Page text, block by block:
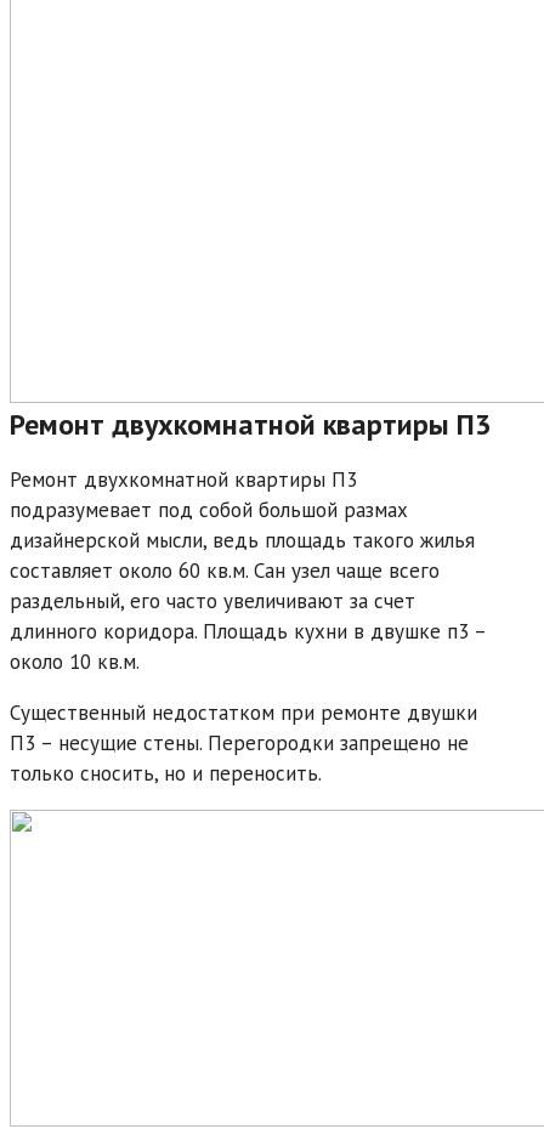
Ремонт двухкомнатной квартиры П3
Ремонт двухкомнатной квартиры П3
подразумевает под собой большой размах
дизайнерской мысли, ведь площадь такого жилья
составляет около 60 кв.м. Сан узел чаще всего
раздельный, его часто увеличивают за счет
длинного коридора. Площадь кухни в двушке п3 –
около 10 кв.м.
Существенный недостатком при ремонте двушки
П3 – несущие стены. Перегородки запрещено не
только сносить, но и переносить.